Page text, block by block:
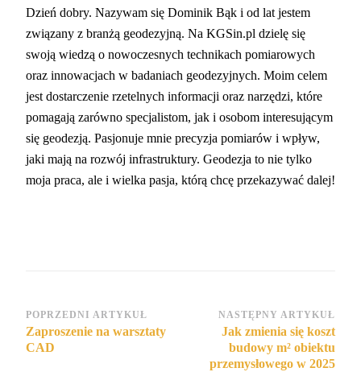
Dzień dobry. Nazywam się Dominik Bąk i od lat jestem
związany z branżą geodezyjną. Na KGSin.pl dzielę się
swoją wiedzą o nowoczesnych technikach pomiarowych
oraz innowacjach w badaniach geodezyjnych. Moim celem
jest dostarczenie rzetelnych informacji oraz narzędzi, które
pomagają zarówno specjalistom, jak i osobom interesującym
się geodezją. Pasjonuje mnie precyzja pomiarów i wpływ,
jaki mają na rozwój infrastruktury. Geodezja to nie tylko
moja praca, ale i wielka pasja, którą chcę przekazywać dalej!
Nawigacja
wpisu
POPRZEDNI ARTYKUŁ
Zaproszenie na warsztaty
CAD
NASTĘPNY ARTYKUŁ
Jak zmienia się koszt
budowy m² obiektu
przemysłowego w 2025